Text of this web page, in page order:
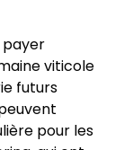
payer
viticole
futurs
pour les